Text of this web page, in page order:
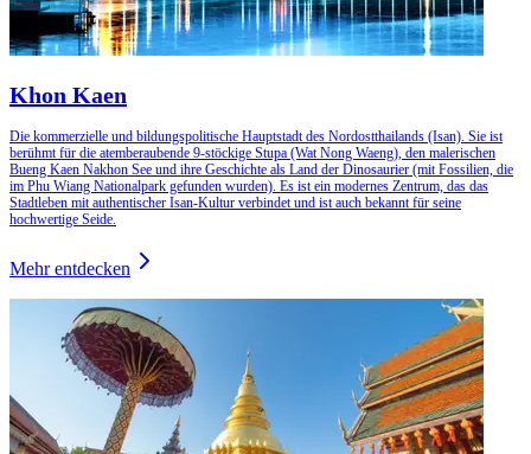
Khon Kaen
Die kommerzielle und bildungspolitische Hauptstadt des Nordostthailands (Isan). Sie ist
berühmt für die atemberaubende 9-stöckige Stupa (Wat Nong Waeng), den malerischen
Bueng Kaen Nakhon See und ihre Geschichte als Land der Dinosaurier (mit Fossilien, die
im Phu Wiang Nationalpark gefunden wurden). Es ist ein modernes Zentrum, das das
Stadtleben mit authentischer Isan-Kultur verbindet und ist auch bekannt für seine
hochwertige Seide.
Mehr entdecken